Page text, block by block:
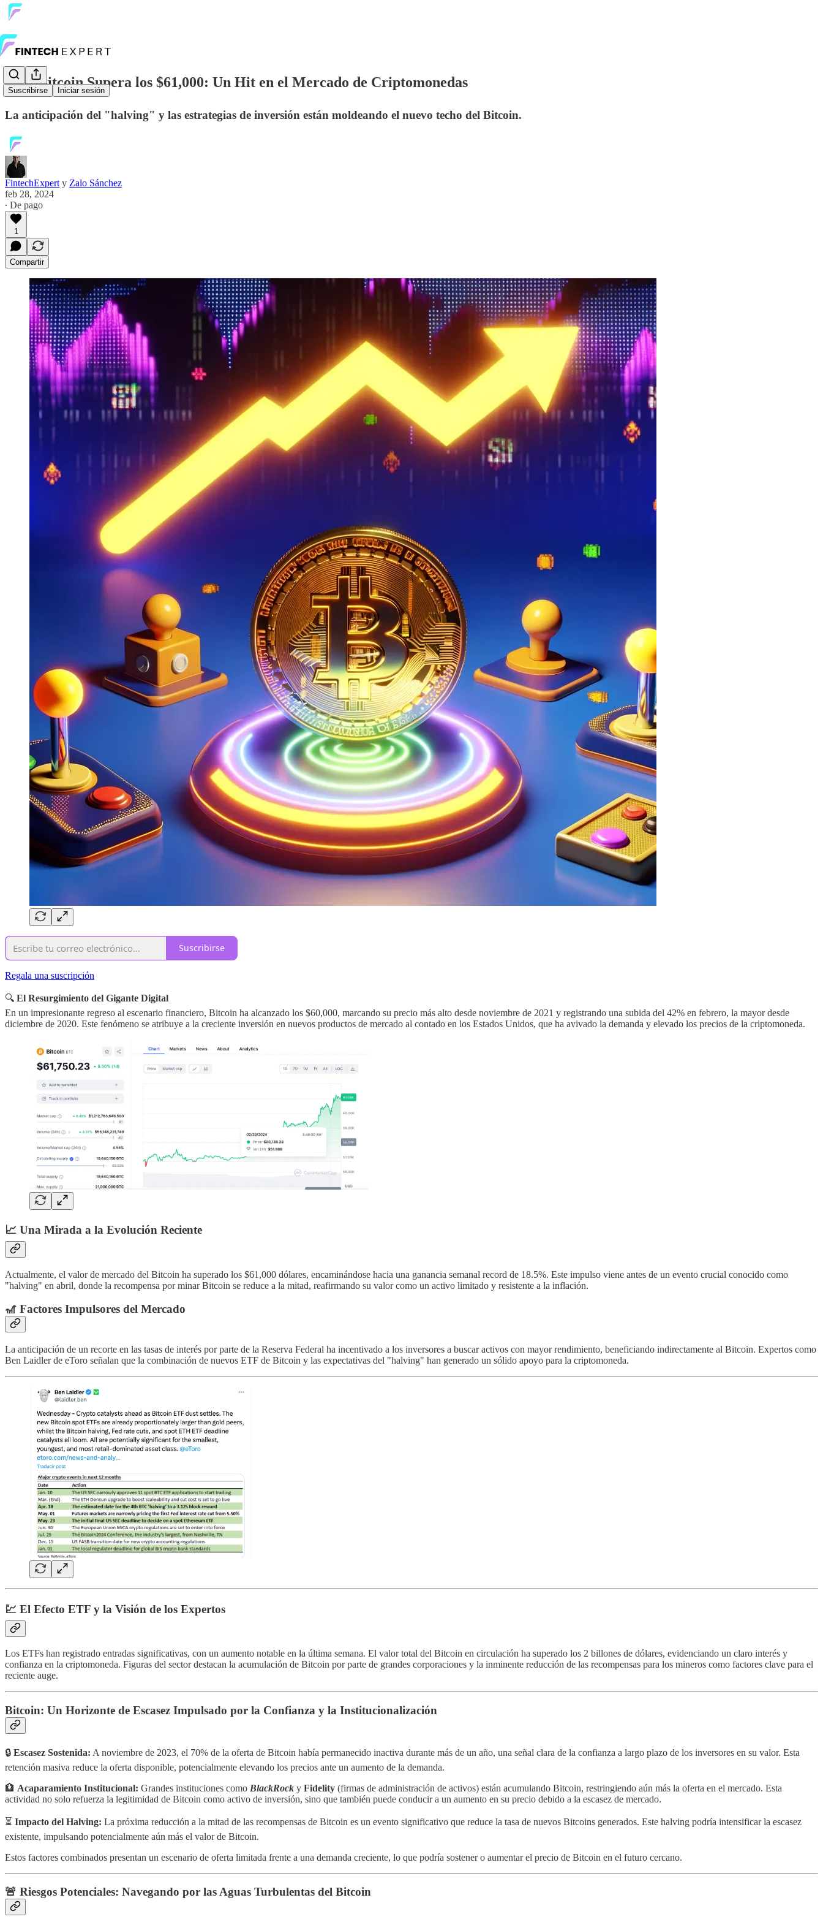
Suscribirse Iniciar sesión
📈🚀 Bitcoin Supera los $61,000: Un Hit en el Mercado de Criptomonedas
La anticipación del "halving" y las estrategias de inversión están moldeando el nuevo techo del Bitcoin.
FintechExpert y Zalo Sánchez
feb 28, 2024
∙ De pago
1
Compartir
Suscribirse
Regala una suscripción
🔍 El Resurgimiento del Gigante Digital
En un impresionante regreso al escenario financiero, Bitcoin ha alcanzado los $60,000, marcando su precio más alto desde noviembre de 2021 y registrando una subida del 42% en febrero, la mayor desde
diciembre de 2020. Este fenómeno se atribuye a la creciente inversión en nuevos productos de mercado al contado en los Estados Unidos, que ha avivado la demanda y elevado los precios de la criptomoneda.
📈 Una Mirada a la Evolución Reciente
Actualmente, el valor de mercado del Bitcoin ha superado los $61,000 dólares, encaminándose hacia una ganancia semanal record de 18.5%. Este impulso viene antes de un evento crucial conocido como
"halving" en abril, donde la recompensa por minar Bitcoin se reduce a la mitad, reafirmando su valor como un activo limitado y resistente a la inflación.
🎢 Factores Impulsores del Mercado
La anticipación de un recorte en las tasas de interés por parte de la Reserva Federal ha incentivado a los inversores a buscar activos con mayor rendimiento, beneficiando indirectamente al Bitcoin. Expertos como
Ben Laidler de eToro señalan que la combinación de nuevos ETF de Bitcoin y las expectativas del "halving" han generado un sólido apoyo para la criptomoneda.
💹 El Efecto ETF y la Visión de los Expertos
Los ETFs han registrado entradas significativas, con un aumento notable en la última semana. El valor total del Bitcoin en circulación ha superado los 2 billones de dólares, evidenciando un claro interés y
confianza en la criptomoneda. Figuras del sector destacan la acumulación de Bitcoin por parte de grandes corporaciones y la inminente reducción de las recompensas para los mineros como factores clave para el
reciente auge.
Bitcoin: Un Horizonte de Escasez Impulsado por la Confianza y la Institucionalización
🔒 Escasez Sostenida: A noviembre de 2023, el 70% de la oferta de Bitcoin había permanecido inactiva durante más de un año, una señal clara de la confianza a largo plazo de los inversores en su valor. Esta
retención masiva reduce la oferta disponible, potencialmente elevando los precios ante un aumento de la demanda.
🏦 Acaparamiento Institucional: Grandes instituciones como BlackRock y Fidelity (firmas de administración de activos) están acumulando Bitcoin, restringiendo aún más la oferta en el mercado. Esta
actividad no solo refuerza la legitimidad de Bitcoin como activo de inversión, sino que también puede conducir a un aumento en su precio debido a la escasez de mercado.
⏳ Impacto del Halving: La próxima reducción a la mitad de las recompensas de Bitcoin es un evento significativo que reduce la tasa de nuevos Bitcoins generados. Este halving podría intensificar la escasez
existente, impulsando potencialmente aún más el valor de Bitcoin.
Estos factores combinados presentan un escenario de oferta limitada frente a una demanda creciente, lo que podría sostener o aumentar el precio de Bitcoin en el futuro cercano.
🚨 Riesgos Potenciales: Navegando por las Aguas Turbulentas del Bitcoin